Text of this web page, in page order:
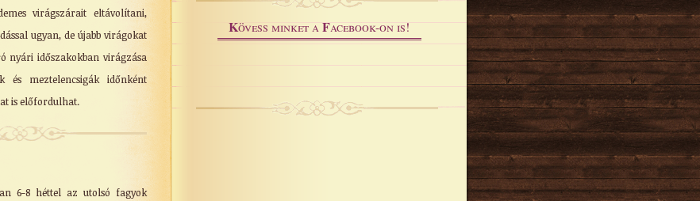
virágszárait eltávolítani,
ugyan, de újabb virágokat
nyári időszakokban virágzása
és meztelencsigák időnként
is előfordulhat.
6-8 héttel az utolsó fagyok
Kövess minket aFacebook-on is!